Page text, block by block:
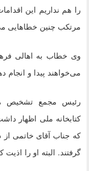
را هم نداریم این
مرتکب چنین خطاهایی
وی خطاب به اهالی
می‌خواهند پیدا و
رئیس مجمع تشخیص
کتابخانه ملی اظهار
که جناب آقای خاتمی از
گرفتند. البته او را